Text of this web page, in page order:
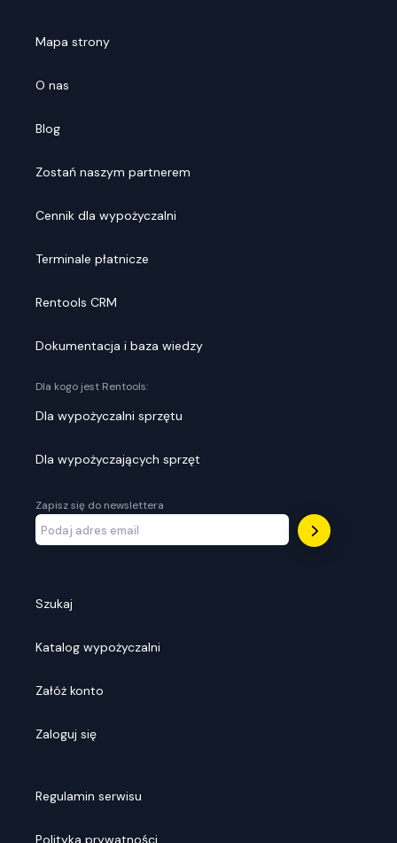
Mapa strony
O nas
Blog
Zostań naszym partnerem
Cennik dla wypożyczalni
Terminale płatnicze
Rentools CRM
Dokumentacja i baza wiedzy
Dla kogo jest Rentools:
Dla wypożyczalni sprzętu
Dla wypożyczających sprzęt
Zapisz się do newslettera
Szukaj
Katalog wypożyczalni
Załóż konto
Zaloguj się
Regulamin serwisu
Polityka prywatności